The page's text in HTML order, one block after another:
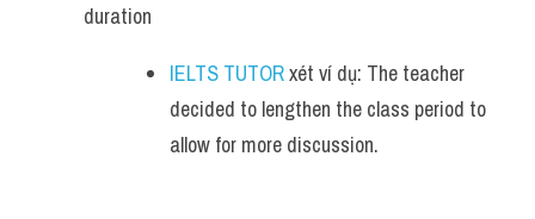
duration
IELTS TUTOR xét ví dụ: The teacher
decided to lengthen the class period to
allow for more discussion.